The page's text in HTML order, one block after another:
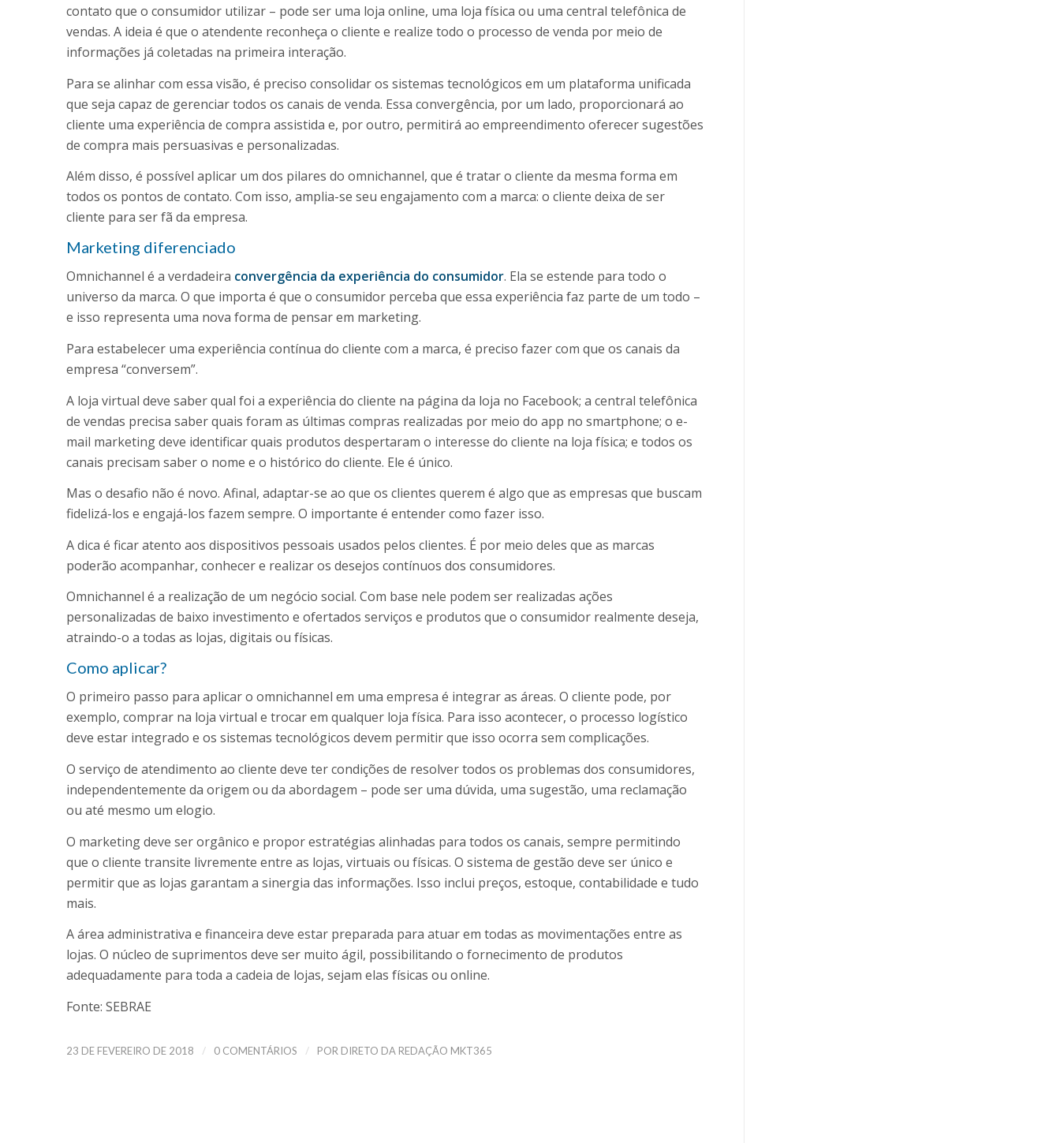
contato que o consumidor utilizar – pode ser uma loja online, uma loja física ou uma central telefônica de
vendas. A ideia é que o atendente reconheça o cliente e realize todo o processo de venda por meio de
informações já coletadas na primeira interação.
Para se alinhar com essa visão, é preciso consolidar os sistemas tecnológicos em um plataforma unificada
que seja capaz de gerenciar todos os canais de venda. Essa convergência, por um lado, proporcionará ao
cliente uma experiência de compra assistida e, por outro, permitirá ao empreendimento oferecer sugestões
de compra mais persuasivas e personalizadas.
Além disso, é possível aplicar um dos pilares do omnichannel, que é tratar o cliente da mesma forma em
todos os pontos de contato. Com isso, amplia-se seu engajamento com a marca: o cliente deixa de ser
cliente para ser fã da empresa.
Marketing diferenciado
Omnichannel é a verdadeira convergência da experiência do consumidor. Ela se estende para todo o
universo da marca. O que importa é que o consumidor perceba que essa experiência faz parte de um todo –
e isso representa uma nova forma de pensar em marketing.
Para estabelecer uma experiência contínua do cliente com a marca, é preciso fazer com que os canais da
empresa “conversem”.
A loja virtual deve saber qual foi a experiência do cliente na página da loja no Facebook; a central telefônica
de vendas precisa saber quais foram as últimas compras realizadas por meio do app no smartphone; o e-
mail marketing deve identificar quais produtos despertaram o interesse do cliente na loja física; e todos os
canais precisam saber o nome e o histórico do cliente. Ele é único.
Mas o desafio não é novo. Afinal, adaptar-se ao que os clientes querem é algo que as empresas que buscam
fidelizá-los e engajá-los fazem sempre. O importante é entender como fazer isso.
A dica é ficar atento aos dispositivos pessoais usados pelos clientes. É por meio deles que as marcas
poderão acompanhar, conhecer e realizar os desejos contínuos dos consumidores.
Omnichannel é a realização de um negócio social. Com base nele podem ser realizadas ações
personalizadas de baixo investimento e ofertados serviços e produtos que o consumidor realmente deseja,
atraindo-o a todas as lojas, digitais ou físicas.
Como aplicar?
O primeiro passo para aplicar o omnichannel em uma empresa é integrar as áreas. O cliente pode, por
exemplo, comprar na loja virtual e trocar em qualquer loja física. Para isso acontecer, o processo logístico
deve estar integrado e os sistemas tecnológicos devem permitir que isso ocorra sem complicações.
O serviço de atendimento ao cliente deve ter condições de resolver todos os problemas dos consumidores,
independentemente da origem ou da abordagem – pode ser uma dúvida, uma sugestão, uma reclamação
ou até mesmo um elogio.
O marketing deve ser orgânico e propor estratégias alinhadas para todos os canais, sempre permitindo
que o cliente transite livremente entre as lojas, virtuais ou físicas. O sistema de gestão deve ser único e
permitir que as lojas garantam a sinergia das informações. Isso inclui preços, estoque, contabilidade e tudo
mais.
A área administrativa e financeira deve estar preparada para atuar em todas as movimentações entre as
lojas. O núcleo de suprimentos deve ser muito ágil, possibilitando o fornecimento de produtos
adequadamente para toda a cadeia de lojas, sejam elas físicas ou online.
Fonte: SEBRAE
23 DE FEVEREIRO DE 2018 / 0 COMENTÁRIOS / POR DIRETO DA REDAÇÃO MKT365